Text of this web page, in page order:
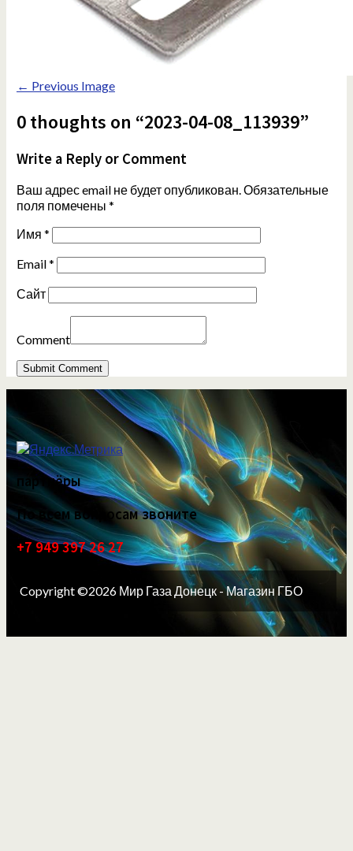
← Previous Image
0 thoughts on “2023-04-08_113939”
Write a Reply or Comment
Ваш адрес email не будет опубликован.Обязательные
поля помечены *
Имя *
Email*
Сайт
Comment
партнёры
По всем вопросам звоните
+7 949 397 26 27
Copyright ©2026 Мир Газа Донецк - Магазин ГБО